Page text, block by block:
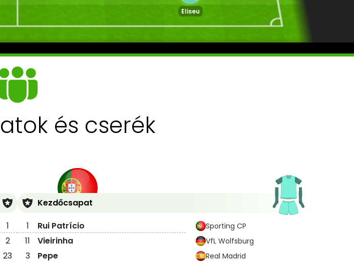
Eliseu
és cserék
1
2
23
Sporting CP
VfL Wolfsburg
Real Madrid
Kezdőcsapat
1
Rui Patrício
11
Vieirinha
3
Pepe